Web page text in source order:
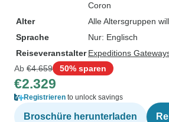
Coron
Alter
Alle Altersgruppen
Sprache
Nur: Englisch
Reiseveranstalter Expeditions
Ab €4.659 50% sparen
€2.329
Registrieren to unlock savings
Broschüre herunterladen